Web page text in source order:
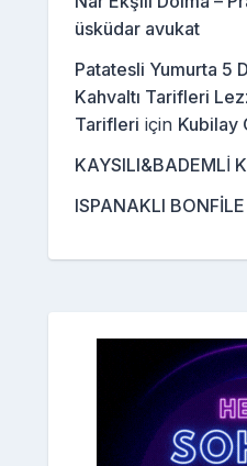
üsküdar avukat
Patatesli Yumurta 5
Kahvaltı Tarifleri
Tarifleri için Kubilay
KAYSILI&BADEMLİ
ISPANAKLI BONFİLE